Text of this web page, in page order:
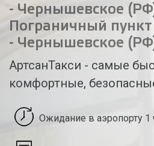
- Чернышевское
Пограничный
- Чернышевское
АртсанТакси - самые
комфортные,
Ожидание в аэропорту 1